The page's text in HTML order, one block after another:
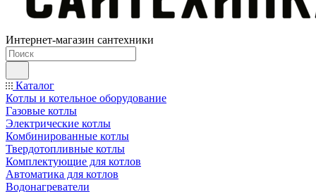
Интернет-магазин сантехники
Каталог
Котлы и котельное оборудование
Газовые котлы
Электрические котлы
Комбинированные котлы
Твердотопливные котлы
Комплектующие для котлов
Автоматика для котлов
Водонагреватели